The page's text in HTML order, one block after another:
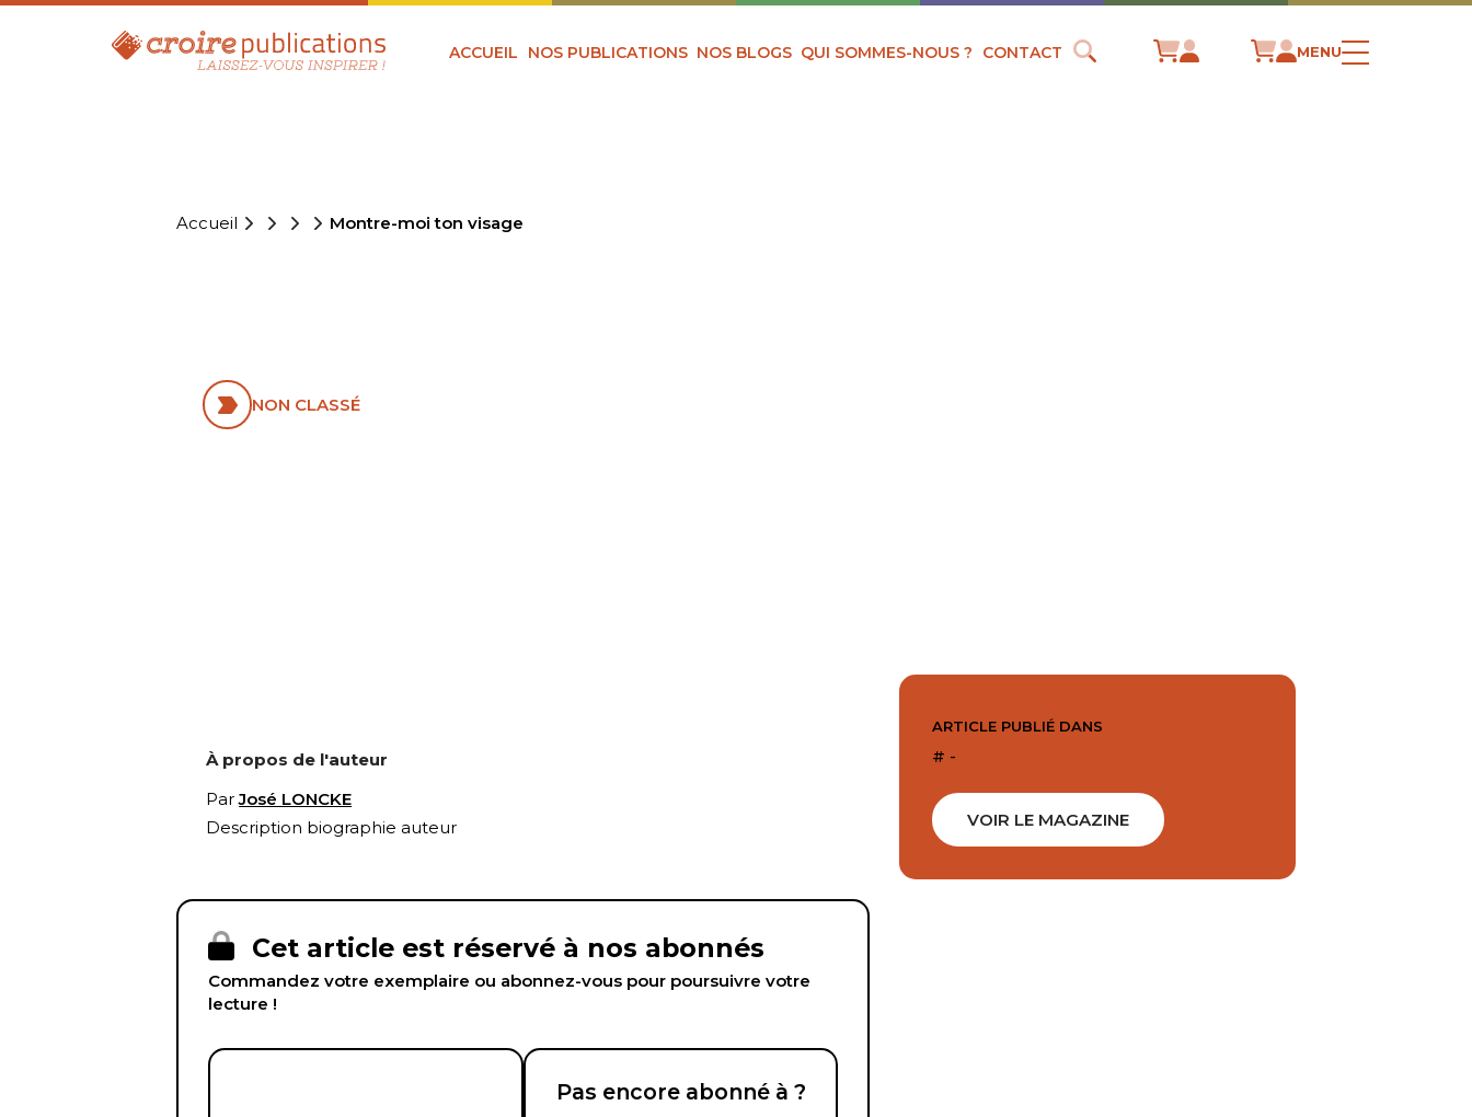
ACCUEIL NOS PUBLICATIONS NOS BLOGS QUI SOMMES-NOUS ? CONTACT MENU
Accueil Montre-moi ton visage
NON CLASSÉ
À propos de l'auteur
ParJosé LONCKE
Description biographie auteur
Cet article est réservé à nos abonnés
Commandez votre exemplaire ou abonnez-vous pour poursuivre votre
lecture !
Pas encore abonné à ?
ARTICLE PUBLIÉ DANS
# -
VOIR LE MAGAZINE